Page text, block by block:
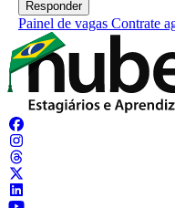
Painel de vagas Contrate